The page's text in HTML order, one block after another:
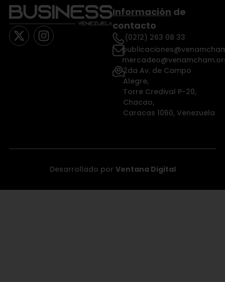
Información de
contacto
(0212) 263 08 33
2da Av. de Campo
Alegre,
Torre Credival P-20,
Chacao,
Caracas 1060, Venezuela
Desarrollado por Ventana Digital